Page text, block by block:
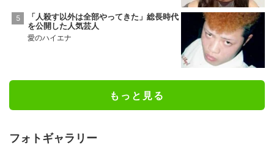
「人殺す以外は全部やってきた」総長時代
を公開した人気芸人
愛のハイエナ
もっと見る
フォトギャラリー